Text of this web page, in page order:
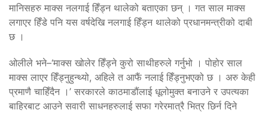
मानिसहरु माक्स नलगाई हिँड्न थालेको बताएका छन् । गत साल माक्स
लगाएर हिँडे पनि यस वर्षदेखि नलगाई हिँड्न थालेको प्रधानमन्त्रीको दाबी
छ ।
ओलीले भने–‘माक्स खोलेर हिँड्ने कुरो साथीहरुले गर्नुभो । पोहोर साल
माक्स लाएर हिँड्नुहुन्थ्यो, अहिले त आफैं नलाई हिँड्नुभएको छ । अरु केही
प्रमाणै चाहिँदैन ।’ सरकारले काठमाडौंलाई धूलोमुक्त बनाउने र उपत्यका
बाहिरबाट आउने सवारी साधनहरुलाई सफा गरेरमात्रै भित्र छिर्न दिने